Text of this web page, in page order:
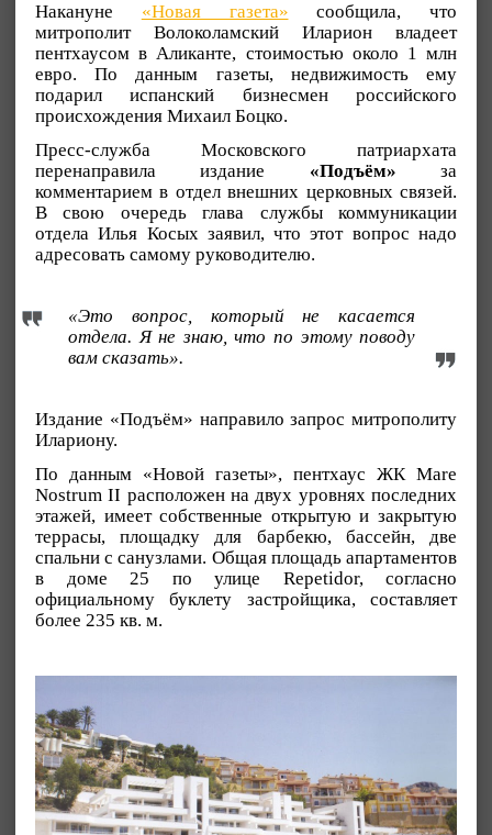
Накануне «Новая газета» сообщила, что
митрополит Волоколамский Иларион владеет
пентхаусом в Аликанте, стоимостью около 1 млн
евро. По данным газеты, недвижимость ему
подарил испанский бизнесмен российского
происхождения Михаил Боцко.
Пресс-служба Московского патриархата
перенаправила издание «Подъём» за
комментарием в отдел внешних церковных связей.
В свою очередь глава службы коммуникации
отдела Илья Косых заявил, что этот вопрос надо
адресовать самому руководителю.
«Это вопрос, который не касается
отдела. Я не знаю, что по этому поводу
вам сказать».
Издание «Подъём» направило запрос митрополиту
Илариону.
По данным «Новой газеты», пентхаус ЖК Mare
Nostrum II расположен на двух уровнях последних
этажей, имеет собственные открытую и закрытую
террасы, площадку для барбекю, бассейн, две
спальни с санузлами. Общая площадь апартаментов
в доме 25 по улице Repetidor, согласно
официальному буклету застройщика, составляет
более 235 кв. м.